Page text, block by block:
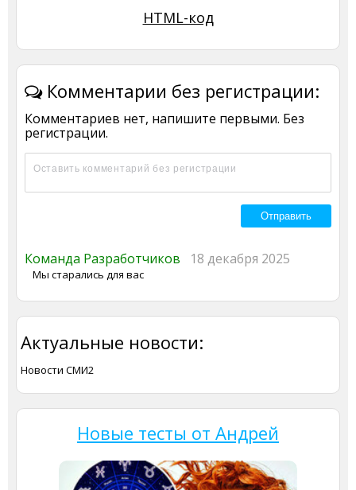
HTML-код
Комментарии без регистрации:
Комментариев нет, напишите первыми. Без
регистрации.
Команда Разработчиков 18 декабря 2025
Мы старались для вас
Актуальные новости:
Новости СМИ2
Новые тесты от Андрей